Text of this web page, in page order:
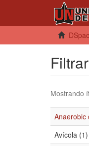
Mostrando
Anaerobic
Avícola (1)